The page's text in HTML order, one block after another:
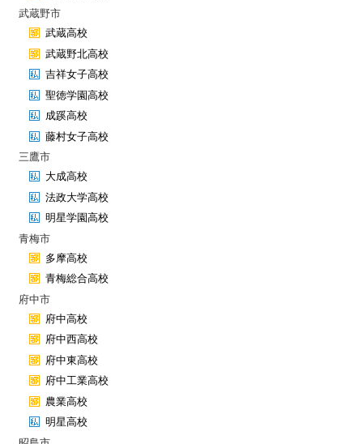
武蔵野市
武蔵高校
武蔵野北高校
吉祥女子高校
聖徳学園高校
成蹊高校
藤村女子高校
三鷹市
大成高校
法政大学高校
明星学園高校
青梅市
多摩高校
青梅総合高校
府中市
府中高校
府中西高校
府中東高校
府中工業高校
農業高校
明星高校